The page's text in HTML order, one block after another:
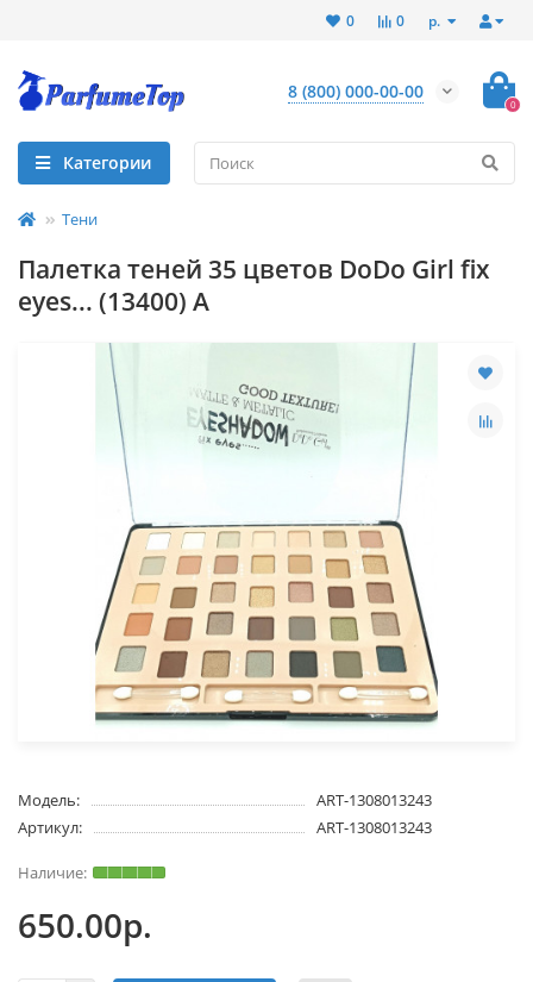
р.
0
0
8 (800) 000-00-00
0
Категории
Тени
Палетка теней 35 цветов DoDo Girl fix
eyes... (13400) A
Модель:
ART-1308013243
Артикул:
ART-1308013243
650.00р.